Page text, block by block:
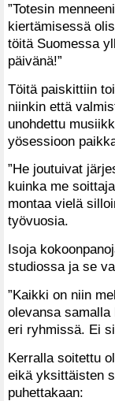
”Totesin
kiertämisessä
töitä Suomessa
päivänä!”
Töitä paiskittiin
niinkin että
unohdettu
yösessioon
”He joutuivat
kuinka me
montaa vielä
työvuosia.
Isoja
studiossa ja se
”Kaikki on niin
olevansa
eri ryhmissä. Ei
Kerralla soitettu
eikä yksittäisten
puhettakaan: